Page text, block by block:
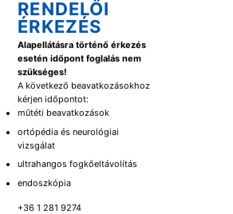
RENDELŐI
ÉRKEZÉS
Alapellátásra történő érkezés
esetén időpont foglalás nem
szükséges!
A következő beavatkozásokhoz
kérjen időpontot:
műtéti beavatkozások
ortópédia és neurológiai
vizsgálat
ultrahangos fogkőeltávolítás
endoszkópia
+36 1 281 9274